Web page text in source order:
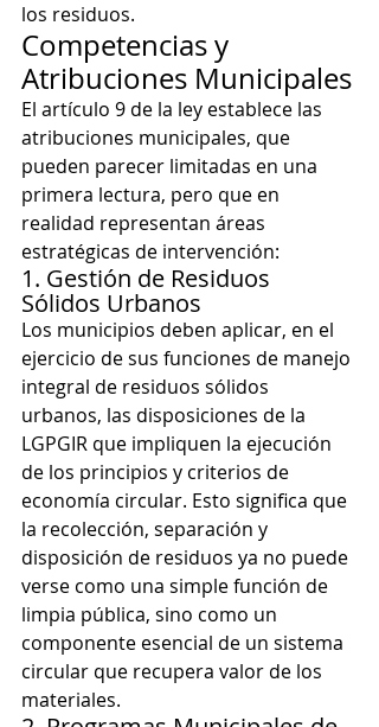
los residuos.
Competencias y
Atribuciones Municipales
El artículo 9 de la ley establece las
atribuciones municipales, que
pueden parecer limitadas en una
primera lectura, pero que en
realidad representan áreas
estratégicas de intervención:
1. Gestión de Residuos
Sólidos Urbanos
Los municipios deben aplicar, en el
ejercicio de sus funciones de manejo
integral de residuos sólidos
urbanos, las disposiciones de la
LGPGIR que impliquen la ejecución
de los principios y criterios de
economía circular. Esto significa que
la recolección, separación y
disposición de residuos ya no puede
verse como una simple función de
limpia pública, sino como un
componente esencial de un sistema
circular que recupera valor de los
materiales.